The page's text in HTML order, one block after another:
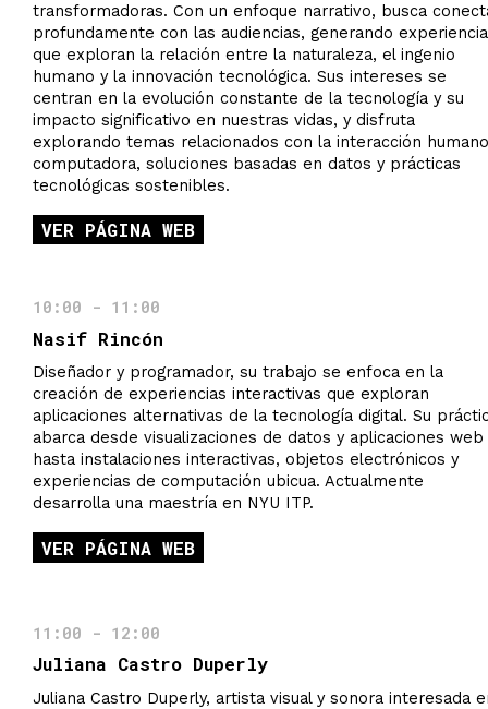
transformadoras. Con un enfoque narrativo, busca
profundamente con las audiencias, generando
que exploran la relación entre la naturaleza, el ingenio
humano y la innovación tecnológica. Sus intereses se
centran en la evolución constante de la tecnología y su
impacto significativo en nuestras vidas, y disfruta
explorando temas relacionados con la interacción
computadora, soluciones basadas en datos y prácticas
tecnológicas sostenibles.
VER PÁGINA WEB
10:00 - 11:00
Nasif Rincón
Diseñador y programador, su trabajo se enfoca en la
creación de experiencias interactivas que exploran
aplicaciones alternativas de la tecnología digital. Su
abarca desde visualizaciones de datos y aplicaciones web
hasta instalaciones interactivas, objetos electrónicos y
experiencias de computación ubicua. Actualmente
desarrolla una maestría en NYU ITP.
VER PÁGINA WEB
11:00 - 12:00
Juliana Castro Duperly
Juliana Castro Duperly, artista visual y sonora interesada